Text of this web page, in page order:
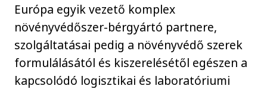
Európa egyik vezető komplex
növényvédőszer-bérgyártó partnere,
szolgáltatásai pedig a növényvédő szerek
formulálásától és kiszerelésétől egészen a
kapcsolódó logisztikai és laboratóriumi